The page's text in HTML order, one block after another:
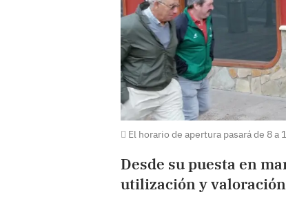
El horario de apertura pasará de 8 a
Desde su puesta en
utilización y